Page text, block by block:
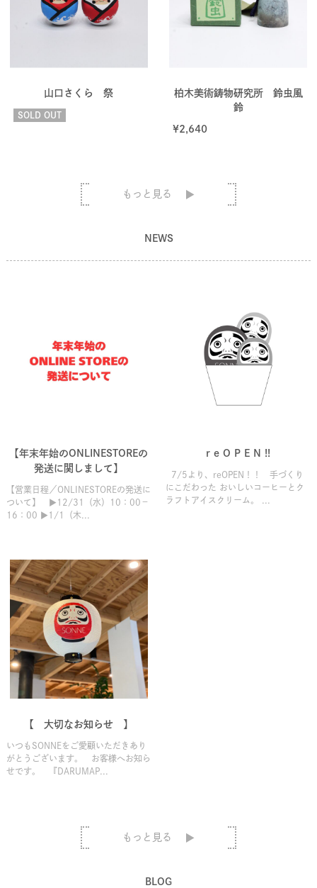
山口さくら 祭
SOLD OUT
柏木美術鋳物研究所 鈴虫風
鈴
¥2,640
もっと見る
NEWS
【年末年始のONLINESTOREの
発送に関しまして】
【営業日程／ONLINESTOREの発送に
ついて】 ▶12/31（水）10：00－
16：00 ▶1/1（木...
r e O P E N !!
7/5より、reOPEN！！ 手づくり
にこだわった おいしいコーヒーとク
ラフトアイスクリーム。 ...
【 大切なお知らせ 】
いつもSONNEをご愛顧いただきあり
がとうございます。 お客様へお知ら
せです。 『DARUMAP...
もっと見る
BLOG